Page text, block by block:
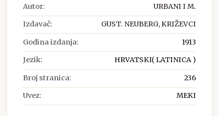
Autor: URBANI I M.
Izdavač: GUST. NEUBERG, KRIŽEVCI
Godina izdanja: 1913
Jezik: HRVATSKI( LATINICA )
Broj stranica: 236
Uvez: MEKI